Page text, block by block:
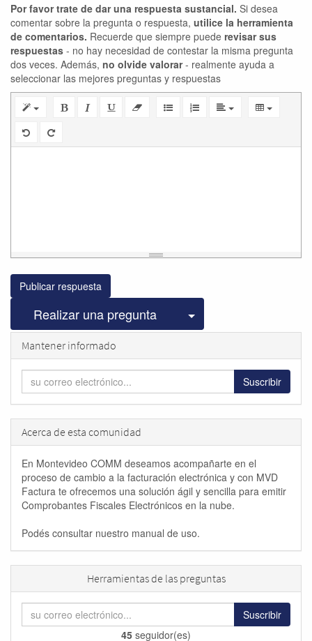
Por favor trate de dar una respuesta sustancial. Si desea
comentar sobre la pregunta o respuesta, utilice la herramienta
de comentarios. Recuerde que siempre puede revisar sus
respuestas - no hay necesidad de contestar la misma pregunta
dos veces. Además, no olvide valorar- realmente ayuda a
seleccionar las mejores preguntas y respuestas
Publicar respuesta
Realizar una pregunta Seleccionar
Mantener informado
Suscribir
Acerca de esta comunidad
En Montevideo COMM deseamos acompañarte en el
proceso de cambio a la facturación electrónica y con MVD
Factura te ofrecemos una solución ágil y sencilla para emitir
Comprobantes Fiscales Electrónicos en la nube.
Podés consultar nuestro manual de uso.
Herramientas de las preguntas
Suscribir
45 seguidor(es)